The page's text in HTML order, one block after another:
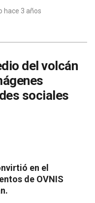
hace 3 años
del volcán
sociales
en el
de OVNIS